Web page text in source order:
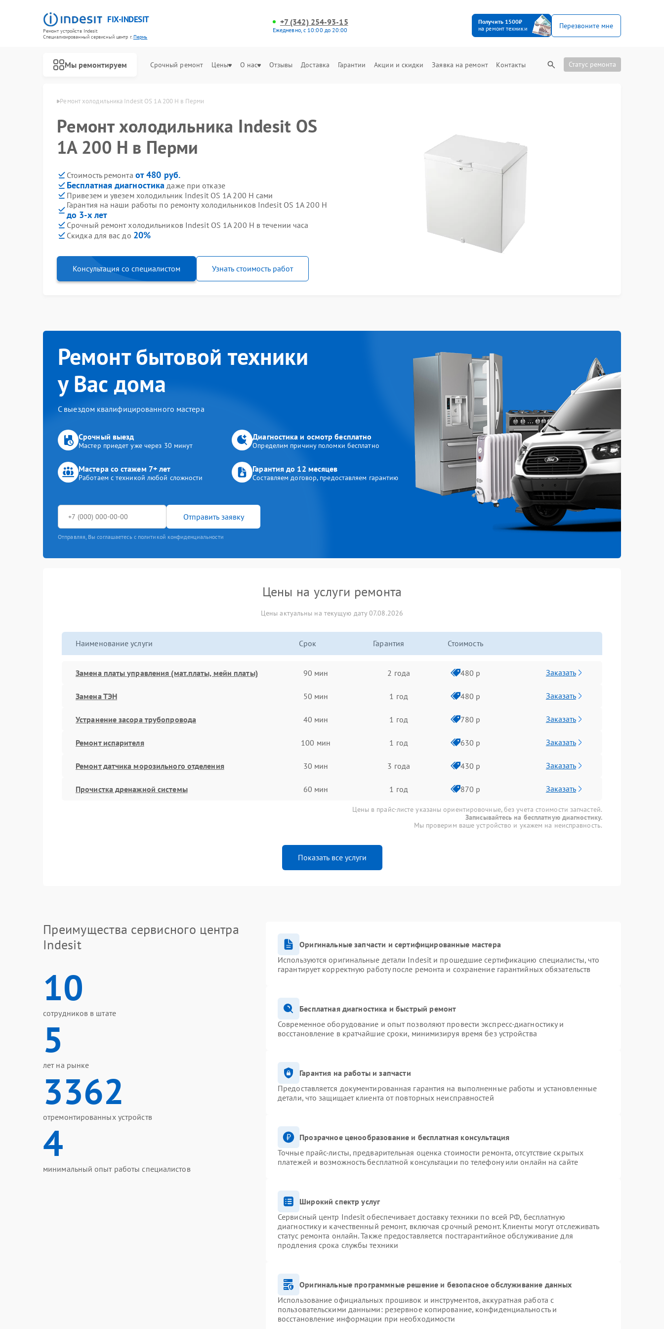
FIX-INDESIT
Ремонт устройств Indesit
Специализированный cервисный центр г.Пермь
+7 (342) 254-93-15
Ежедневно, с 10:00 до 20:00
Получить 1500₽
на ремонт техники
Перезвоните мне
Мы ремонтируем Срочный ремонт Цены О нас Отзывы Доставка Гарантии Акции и скидки Заявка на ремонт Контакты Статус ремонта
Indesit в Перми Ремонт холодильника Indesit OS 1A 200 H в Перми
Ремонт холодильника Indesit OS
1A 200 H в Перми
Стоимость ремонта от 480 руб.
Бесплатная диагностика даже при отказе
Привезем и увезем холодильник Indesit OS 1A 200 H сами
Гарантия на наши работы по ремонту холодильников Indesit OS 1A 200 H
до 3-х лет
Срочный ремонт холодильников Indesit OS 1A 200 H в течении часа
Скидка для вас до 20%
Консультация со специалистом Узнать стоимость работ
Ремонт бытовой техники
у Вас дома
С выездом квалифицированного мастера
Срочный выезд
Мастер приедет уже через 30 минут
Диагностика и осмотр бесплатно
Определим причину поломки бесплатно
Мастера со стажем 7+ лет
Работаем с техникой любой сложности
Гарантия до 12 месяцев
Составляем договор, предоставляем гарантию
Отправить заявку
Отправляя, Вы соглашаетесь с политикой конфиденциальности
Цены на услуги ремонта
Цены актуальны на текущую дату 07.08.2026
Наименование услуги Срок Гарантия Стоимость
Замена платы управления (мат.платы, мейн платы) 90 мин 2 года 480 р Заказать
Замена ТЭН 50 мин 1 год 480 р Заказать
Устранение засора трубопровода 40 мин 1 год 780 р Заказать
Ремонт испарителя 100 мин 1 год 630 р Заказать
Ремонт датчика морозильного отделения 30 мин 3 года 430 р Заказать
Прочистка дренажной системы 60 мин 1 год 870 р Заказать
Цены в прайс-листе указаны ориентировочные, без учета стоимости запчастей.
Записывайтесь на бесплатную диагностику.
Мы проверим ваше устройство и укажем на неисправность.
Показать все услуги
Преимущества сервисного центра
Indesit
10
сотрудников в штате
5
лет на рынке
3362
отремонтированных устройств
4
минимальный опыт работы специалистов
Оригинальные запчасти и сертифицированные мастера
Используются оригинальные детали Indesit и прошедшие сертификацию специалисты, что
гарантирует корректную работу после ремонта и сохранение гарантийных обязательств
Бесплатная диагностика и быстрый ремонт
Современное оборудование и опыт позволяют провести экспресс-диагностику и
восстановление в кратчайшие сроки, минимизируя время без устройства
Гарантия на работы и запчасти
Предоставляется документированная гарантия на выполненные работы и установленные
детали, что защищает клиента от повторных неисправностей
Прозрачное ценообразование и бесплатная консультация
Точные прайс-листы, предварительная оценка стоимости ремонта, отсутствие скрытых
платежей и возможность бесплатной консультации по телефону или онлайн на сайте
Широкий спектр услуг
Сервисный центр Indesit обеспечивает доставку техники по всей РФ, бесплатную
диагностику и качественный ремонт, включая срочный ремонт. Клиенты могут отслеживать
статус ремонта онлайн. Также предоставляется постгарантийное обслуживание для
продления срока службы техники
Оригинальные программные решение и безопасное обслуживание данных
Использование официальных прошивок и инструментов, аккуратная работа с
пользовательскими данными: резервное копирование, конфиденциальность и
восстановление информации при необходимости